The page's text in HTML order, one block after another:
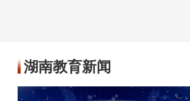
湖南教育新闻